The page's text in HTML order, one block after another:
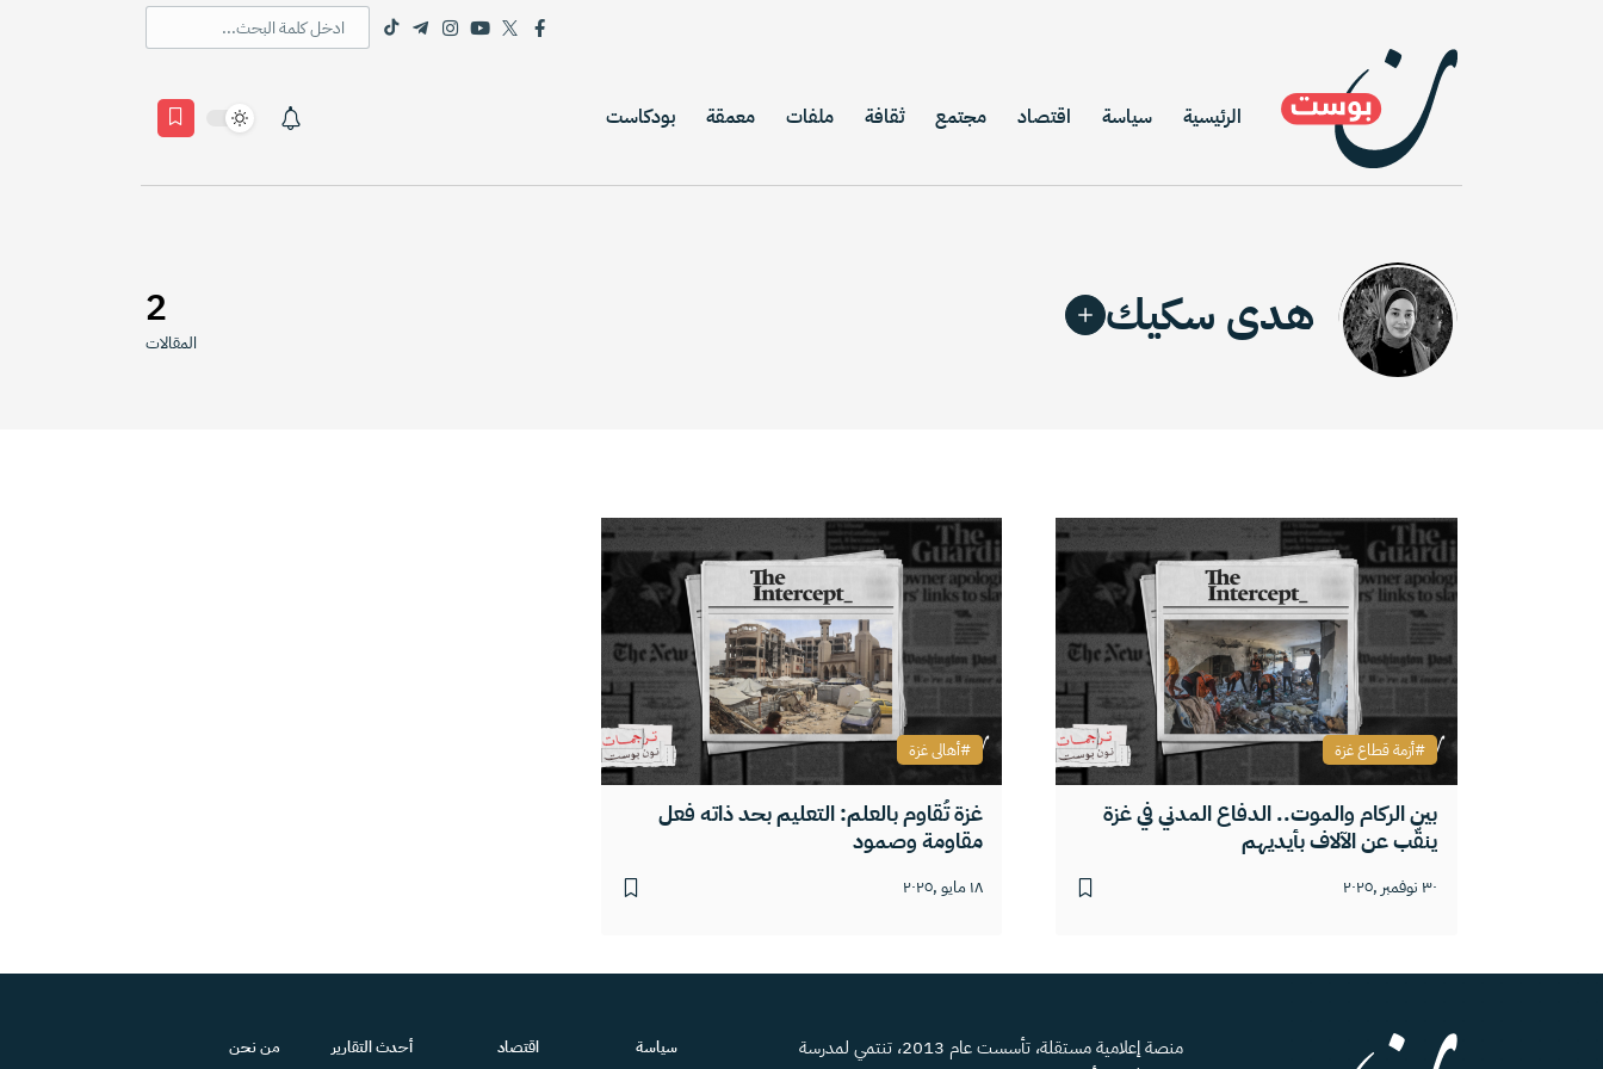
الرئيسية سياسة اقتصاد مجتمع ثقافة ملفات معمقة بودكاست
هدى سكيك 2
المقالات
بين الركام والموت.. الدفاع المدني في غزة
ينقّب عن الآلاف بأيديهم
٣٠ نوفمبر ,٢٠٢٥
أزمة قطاع غزة
غزة تُقاوم بالعلم: التعليم بحد ذاته فعل
مقاومة وصمود
١٨ مايو ,٢٠٢٥
أهالى غزة
منصة إعلامية مستقلة، تأسست عام 2013، تنتمي لمدرسة
سياسة اقتصاد أحدث التقارير من نحن